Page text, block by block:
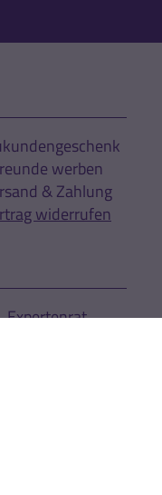
werben
& Zahlung
widerrufen
Expertenrat